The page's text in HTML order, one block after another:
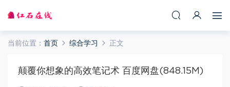
当前位置： 首页 综合学习 正文
颠覆你想象的高效笔记术 百度网盘(848.15M)